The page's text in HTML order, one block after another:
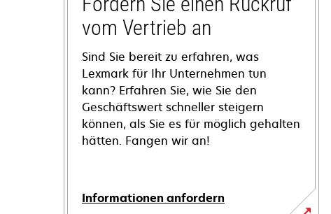
vom Vertrieb an
Sind Sie bereit zu erfahren, was
Lexmark für Ihr Unternehmen tun
kann? Erfahren Sie, wie Sie den
Geschäftswert schneller steigern
können, als Sie es für möglich gehalten
hätten. Fangen wir an!
Informationen anfordern